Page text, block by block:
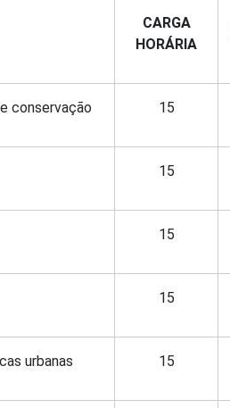
CARGA
HORÁRIA
conservação 15
15
15
15
urbanas 15